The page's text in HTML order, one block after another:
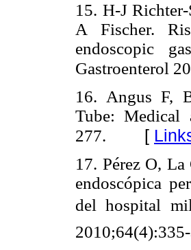
15. H-J
A Fischer.
endoscopic
Gastroenterol
16. Angus F,
Tube: Medical
277. [
17. Pérez O,
endoscópica
del hospital